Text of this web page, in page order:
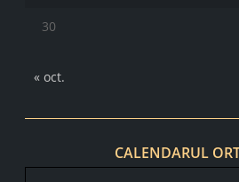
30
« oct.
CALENDARUL